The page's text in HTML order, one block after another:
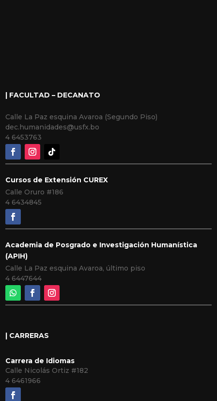
| FACULTAD – DECANATO
Calle La Paz esquina Avaroa (Segundo Piso)
dec.humanidades@usfx.bo
4 6453763
Cursos de Extensión CUREX
Calle Oruro #186
4 6434845
Academia de Posgrado e Investigación Humanística
(APIH)
Calle La Paz esquina Avaroa, último piso
4 6447644
| CARRERAS
Carrera de Idiomas
Calle Nicolás Ortiz #182
4 6461966